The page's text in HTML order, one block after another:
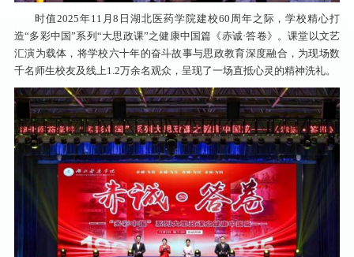
时值2025年11月8日湖北医药学院建校60周年之际，学校精心打
造“多彩中国”系列“大思政课”之健康中国篇《赤诚·答卷》。课堂以文艺
汇演为载体，将学校六十年的奋斗故事与思政教育深度融合，为现场数
千名师生校友及线上1.2万余名观众，呈现了一场直抵心灵的精神洗礼。